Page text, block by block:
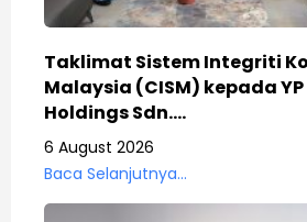
Taklimat Sistem Integriti
Malaysia (CISM) kepada
Holdings Sdn.…
6 August 2026
Baca Selanjutnya...